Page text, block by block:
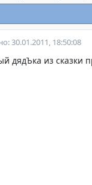
30.01.2011, 18:50:08
дядЪка из сказки